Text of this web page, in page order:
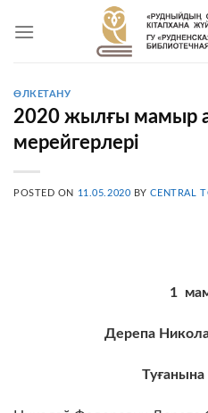
ӨЛКЕТАНУ
2020 жылғы мамыр
мерейгерлері
POSTED ON 11.05.2020 BYCENTRAL
1 ма
Дерепа
Туғанына